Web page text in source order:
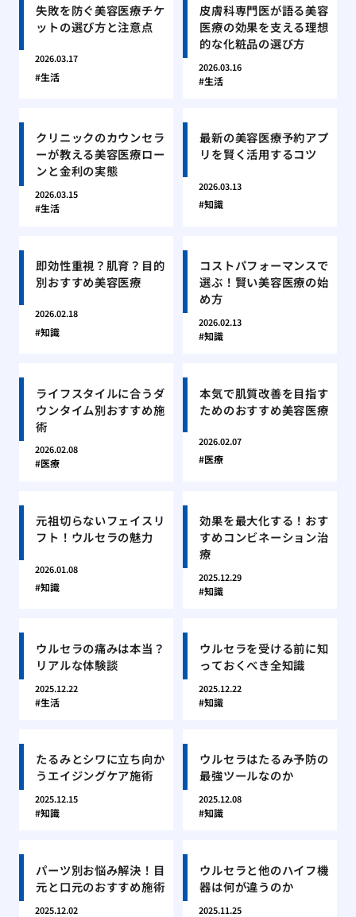
失敗を防ぐ美容医療チケ
ットの選び方と注意点
2026.03.17
生活
皮膚科専門医が語る美容
医療の効果を支える理想
的な化粧品の選び方
2026.03.16
生活
クリニックのカウンセラ
ーが教える美容医療ロー
ンと金利の実態
2026.03.15
生活
最新の美容医療予約アプ
リを賢く活用するコツ
2026.03.13
知識
即効性重視？肌育？目的
別おすすめ美容医療
2026.02.18
知識
コストパフォーマンスで
選ぶ！賢い美容医療の始
め方
2026.02.13
知識
ライフスタイルに合うダ
ウンタイム別おすすめ施
術
2026.02.08
医療
本気で肌質改善を目指す
ためのおすすめ美容医療
2026.02.07
医療
元祖切らないフェイスリ
フト！ウルセラの魅力
2026.01.08
知識
効果を最大化する！おす
すめコンビネーション治
療
2025.12.29
知識
ウルセラの痛みは本当？
リアルな体験談
2025.12.22
生活
ウルセラを受ける前に知
っておくべき全知識
2025.12.22
知識
たるみとシワに立ち向か
うエイジングケア施術
2025.12.15
知識
ウルセラはたるみ予防の
最強ツールなのか
2025.12.08
知識
パーツ別お悩み解決！目
元と口元のおすすめ施術
2025.12.02
ウルセラと他のハイフ機
器は何が違うのか
2025.11.25